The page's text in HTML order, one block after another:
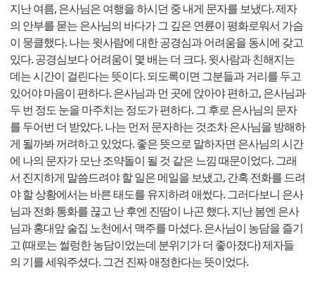
지난 여름, 은사님은 여행을 하시던 중 내게 문자를 보냈다. 제자
의 안부를 묻는 은사님의 바다가 그 깊은 연륜이 평화로워서 가슴
이 뭉클했다. 나는 윗사람에 대한 공경심과 어려움을 동시에 갖고
있다. 공경심보다 어려움이 몇 배는 더 크다. 윗사람과 친해지는
데는 시간이 걸린다는 뜻이다. 되도록이면 그분들과 거리를 두고
있어야 마음이 편하다. 은사님과 먼 곳에 앉아야 편하고, 은사님과
두 번 정도 눈을 마주치는 정도가 편하다. 그 후로 은사님의 문자
를 두어번 더 받았다. 나는 먼저 문자하는 것조차 은사님을 방해하
게 될까봐 꺼려하고 있었다. 좋은 뜻으로 말하자면 은사님의 시간
에 나의 문자가 모난 조약돌이 될 것 같은 느낌 때문이었다. 그래
서 진지하게 말씀드려야 할 일은 메일을 보냈고, 간혹 전화를 드려
야 할 상황에서는 바른 태도를 유지하려 애썼다. 그러다보니 은사
님과 전화 통화를 끊고 난 후엔 진땀이 나곤 했다. 지난 봄엔 은사
님과 홍대앞 술집 노천에서 맥주를 마셨다. 은사님이 농담을 즐기
고 (때로는 썰렁한 농담이었는데 분위기가 더 좋아졌다) 제자들
의 기를 세워주셨다. 그건 진짜 애정한다는 뜻이었다.